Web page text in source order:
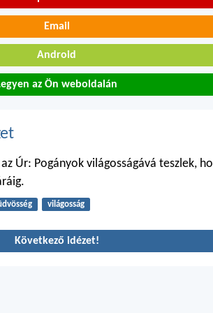
Email
Android
az Ön weboldalán
Úr: Pogányok világosságává teszlek,
világosság
Következő idézet!